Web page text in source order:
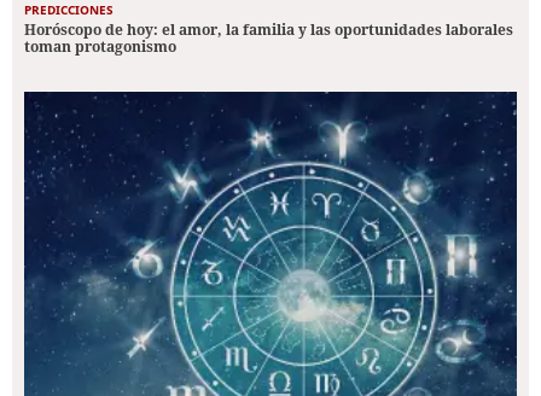
PREDICCIONES
Horóscopo de hoy: el amor, la familia y las oportunidades laborales
toman protagonismo